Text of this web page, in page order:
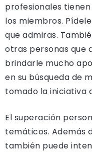
profesionales
los miembros.
que admiras.
otras personas que
brindarle mucho
en su búsqueda de
tomado la iniciativa
El superación
temáticos. Además
también puede